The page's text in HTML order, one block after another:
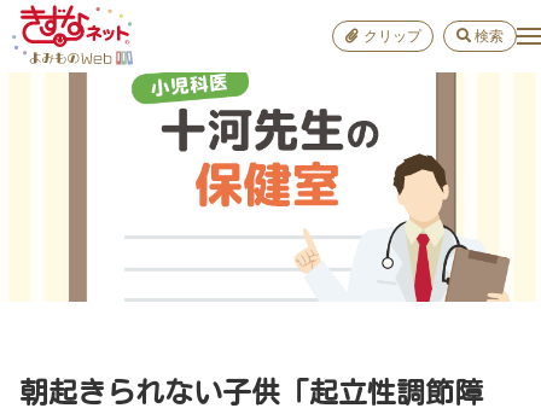
朝起きられない子供「起立性調節障
クリップ 検索
おすすめ
学び
進路